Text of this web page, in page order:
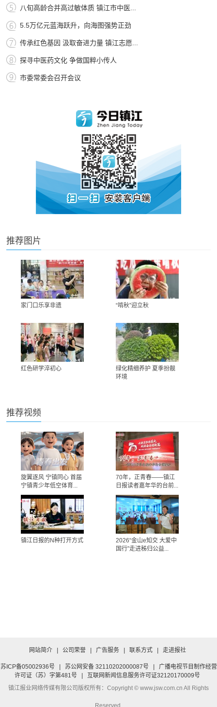
八旬高龄合并高过敏体质 镇江市中医...
5.5万亿元蓝海跃升，向海图强势正劲
传承红色基因 汲取奋进力量 镇江志愿...
探寻中医药文化 争做国粹小传人
市委常委会召开会议
推荐图片
家门口乐享非遗 “啃秋”迎立秋
红色研学淬初心
绿化精细养护 夏季扮靓
环境
推荐视频
旋翼逐风 宁镇同心 首届
宁镇青少年低空体育...
70年，正青春——镇江
日报读者嘉年华的台前...
镇江日报的N种打开方式
2026“金山e知交 大爱中
国行”走进秭归公益...
网站简介 | 公司荣誉 | 广告服务 | 联系方式 | 走进报社
苏ICP备05002936号 | 苏公网安备 32110202000087号 |
广播电视节目制作经营
许可证（苏）字第481号
|
互联网新闻信息服务许可证32120170009号
镇江报业网络传媒有限公司版权所有：Copyright © www.jsw.com.cn All Rights
Reserved.